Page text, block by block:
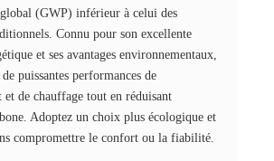
(GWP) inférieur à celui des
Connu pour son excellente
et ses avantages environnementaux,
puissantes performances de
et de chauffage tout en réduisant
Adoptez un choix plus écologique et
compromettre le confort ou la fiabilité.